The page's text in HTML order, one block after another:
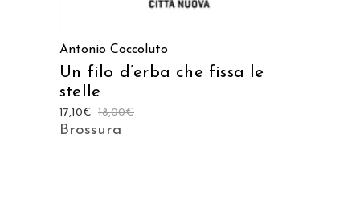
Antonio Coccoluto
Un filo d’erba che fissa le
stelle
18,00€
17,10€
Brossura